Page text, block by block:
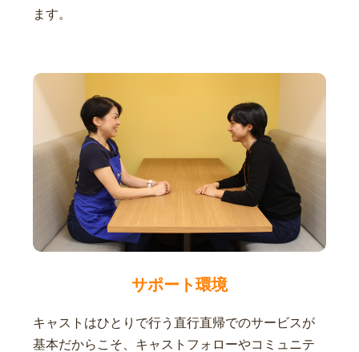
ます。
サポート環境
キャストはひとりで行う直行直帰でのサービスが
基本だからこそ、キャストフォローやコミュニテ